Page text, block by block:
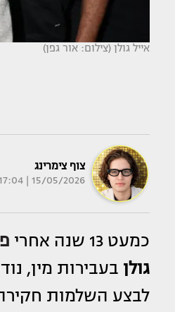
אייל גולן (צילום: אור גפן)
צוף צימרינג
15/05/2026 | 17:04
כמעט 13 שנה אחרי
גולן בעבירות מין,
לבצע השלמות